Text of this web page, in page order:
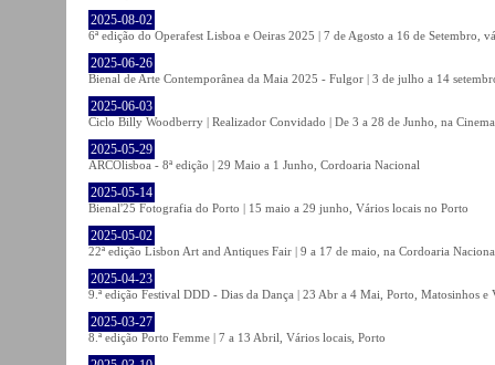
2025-08-02
6ª edição do Operafest Lisboa e Oeiras 2025 | 7 de Agosto a 16 de Setembro,
2025-06-26
Bienal de Arte Contemporânea da Maia 2025 - Fulgor | 3 de julho a 14
2025-06-03
Ciclo Billy Woodberry | Realizador Convidado | De 3 a 28 de Junho, na
2025-05-29
ARCOlisboa - 8ª edição | 29 Maio a 1 Junho, Cordoaria Nacional
2025-05-14
Bienal'25 Fotografia do Porto | 15 maio a 29 junho, Vários locais no Porto
2025-05-02
22ª edição Lisbon Art and Antiques Fair | 9 a 17 de maio, na Cordoaria
2025-04-23
9.ª edição Festival DDD - Dias da Dança | 23 Abr a 4 Mai, Porto, Matosinhos e
2025-03-27
8.ª edição Porto Femme | 7 a 13 Abril, Vários locais, Porto